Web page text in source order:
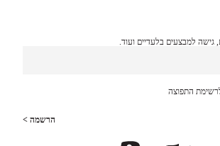
גישה למבצעים בלעדיים ועוד.
התפוצה
הרשמה >